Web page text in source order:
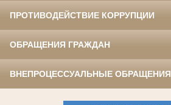
ПРОТИВОДЕЙСТВИЕ КОРРУПЦИИ
ОБРАЩЕНИЯ ГРАЖДАН
ВНЕПРОЦЕССУАЛЬНЫЕ ОБРАЩЕНИЯ